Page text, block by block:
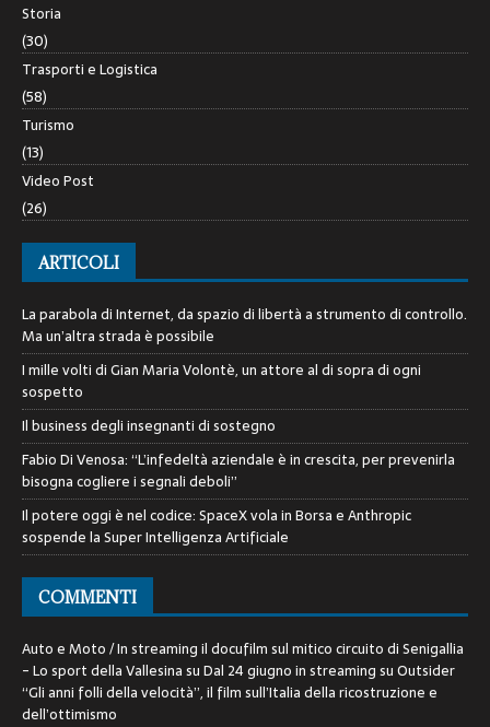
Storia
(30)
Trasporti e Logistica
(58)
Turismo
(13)
Video Post
(26)
ARTICOLI
La parabola di Internet, da spazio di libertà a strumento di controllo.
Ma un’altra strada è possibile
I mille volti di Gian Maria Volontè, un attore al di sopra di ogni
sospetto
Il business degli insegnanti di sostegno
Fabio Di Venosa: “L’infedeltà aziendale è in crescita, per prevenirla
bisogna cogliere i segnali deboli”
Il potere oggi è nel codice: SpaceX vola in Borsa e Anthropic
sospende la Super Intelligenza Artificiale
COMMENTI
Auto e Moto / In streaming il docufilm sul mitico circuito di Senigallia
- Lo sport della VallesinasuDal 24 giugno in streaming su Outsider
“Gli anni folli della velocità”, il film sull’Italia della ricostruzione e
dell’ottimismo